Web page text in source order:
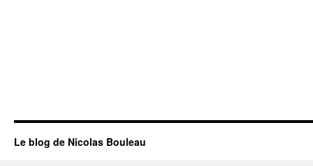
Le blog de Nicolas Bouleau